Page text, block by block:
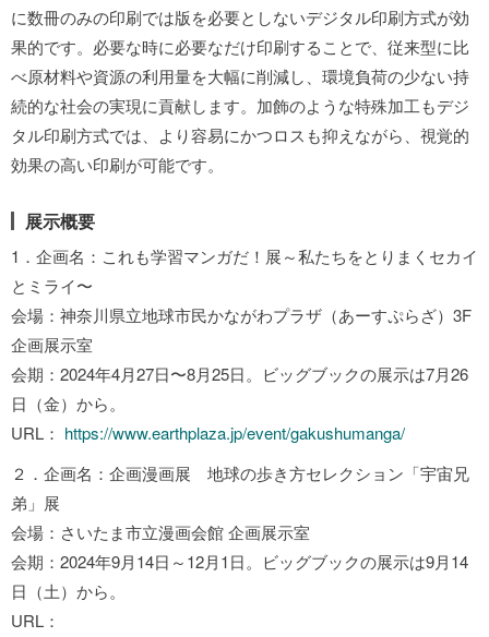
に数冊のみの印刷では版を必要としないデジタル印刷方式が効
果的です。必要な時に必要なだけ印刷することで、従来型に比
べ原材料や資源の利用量を大幅に削減し、環境負荷の少ない持
続的な社会の実現に貢献します。加飾のような特殊加工もデジ
タル印刷方式では、より容易にかつロスも抑えながら、視覚的
効果の高い印刷が可能です。
展示概要
1．企画名：これも学習マンガだ！展～私たちをとりまくセカイ
とミライ〜
会場：神奈川県立地球市民かながわプラザ（あーすぷらざ）3F
企画展示室
会期：2024年4月27日〜8月25日。ビッグブックの展示は7月26
日（金）から。
URL： https://www.earthplaza.jp/event/gakushumanga/
２．企画名：企画漫画展 地球の歩き方セレクション「宇宙兄
弟」展
会場：さいたま市立漫画会館 企画展示室
会期：2024年9月14日～12月1日。ビッグブックの展示は9月14
日（土）から。
URL：